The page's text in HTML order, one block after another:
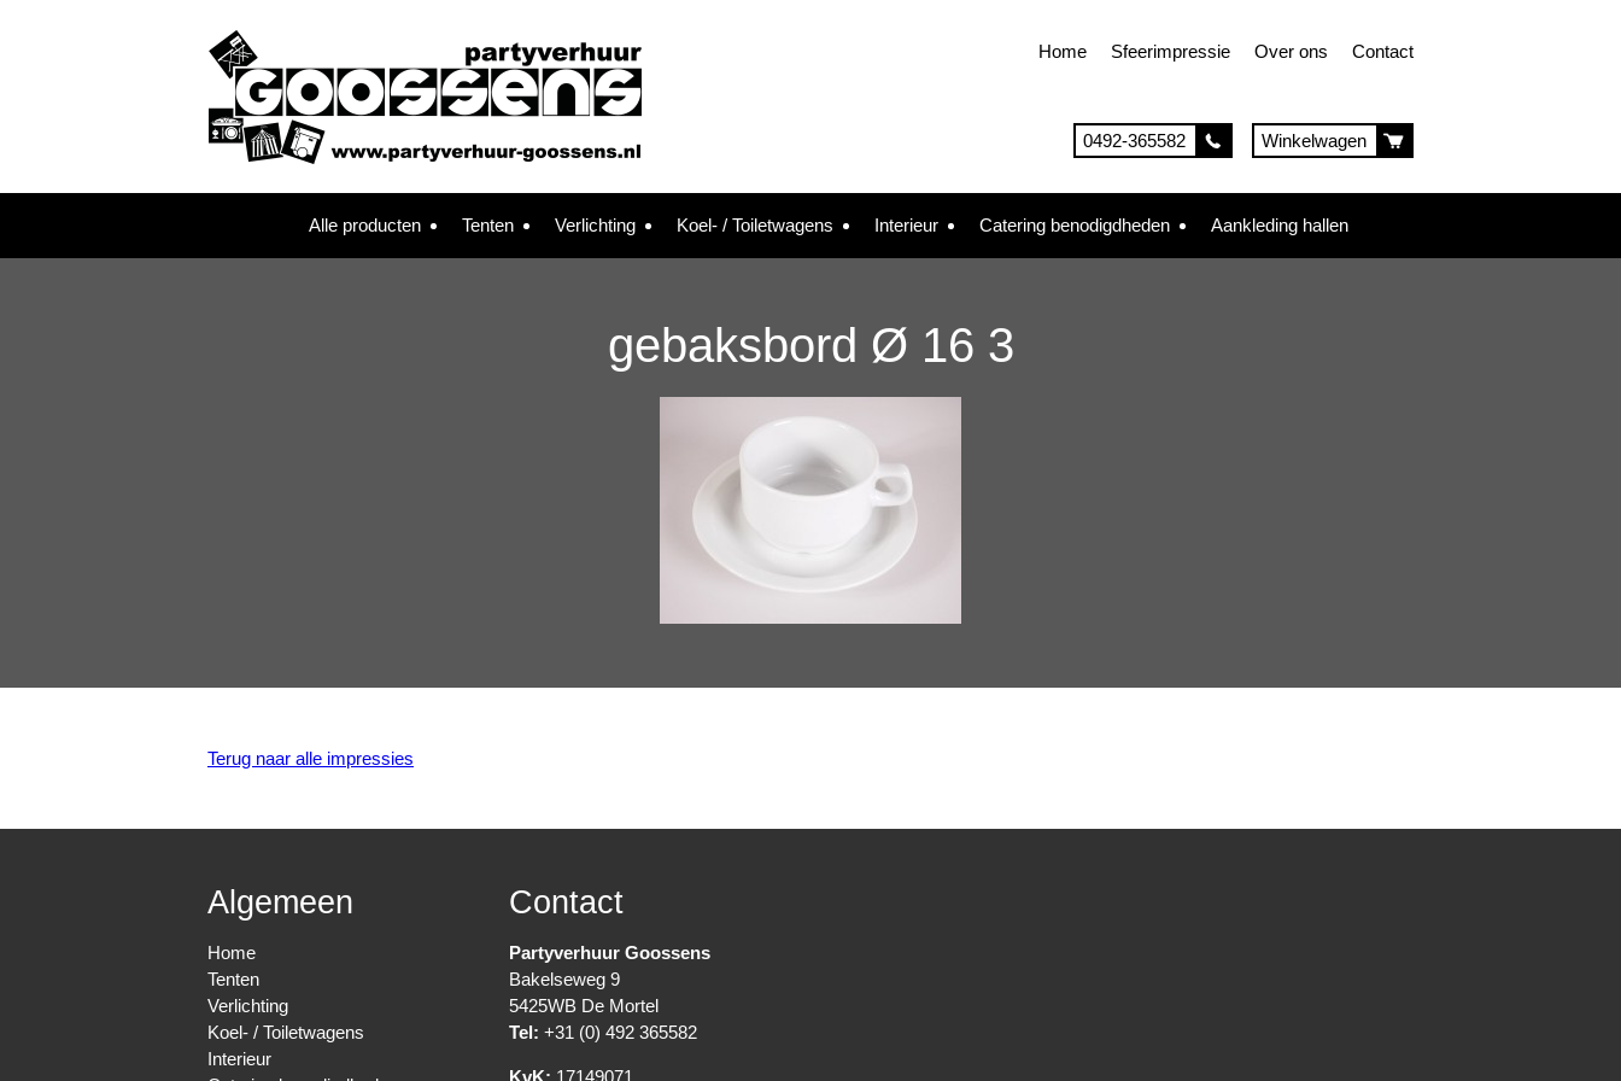
Home Sfeerimpressie Over ons Contact
0492-365582 Winkelwagen
Alle producten Tenten Verlichting Koel- / Toiletwagens Interieur Catering benodigdheden Aankleding hallen
gebaksbord Ø 16 3
Terug naar alle impressies
Algemeen
Home
Tenten
Verlichting
Koel- / Toiletwagens
Interieur
Contact
Partyverhuur Goossens
Bakelseweg 9
5425WB De Mortel
Tel: +31 (0) 492 365582
KvK: 17149071